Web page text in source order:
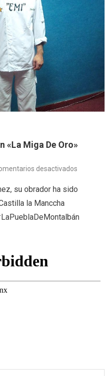
«La Miga De Oro»
desactivadosen
Ruiz
el
Oro»
su obrador ha sido
la Manccha